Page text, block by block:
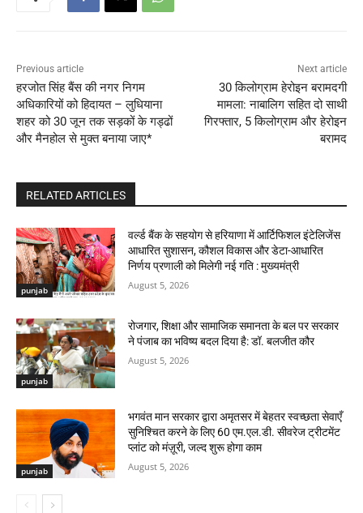
Previous article
हरजोत सिंह बैंस की नगर निगम
अधिकारियों को हिदायत – लुधियाना
शहर को 30 जून तक सड़कों के गड्ढों
और मैनहोल से मुक्त बनाया जाए*
Next article
30 किलोग्राम हेरोइन बरामदगी
मामला: नाबालिग सहित दो साथी
गिरफ्तार, 5 किलोग्राम और हेरोइन
बरामद
RELATED ARTICLES
punjab
वर्ल्ड बैंक के सहयोग से हरियाणा में आर्टिफिशल इंटेलिजेंस
आधारित सुशासन, कौशल विकास और डेटा-आधारित
निर्णय प्रणाली को मिलेगी नई गति : मुख्यमंत्री
August 5, 2026
punjab
रोजगार, शिक्षा और सामाजिक समानता के बल पर सरकार
ने पंजाब का भविष्य बदल दिया है: डॉ. बलजीत कौर
August 5, 2026
punjab
भगवंत मान सरकार द्वारा अमृतसर में बेहतर स्वच्छता सेवाएँ
सुनिश्चित करने के लिए 60 एम.एल.डी. सीवरेज ट्रीटमेंट
प्लांट को मंज़ूरी, जल्द शुरू होगा काम
August 5, 2026